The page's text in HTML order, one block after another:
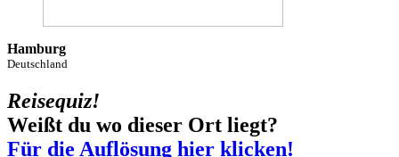
Hamburg
Deutschland
Reisequiz!
Weißt du wo dieser Ort liegt?
Für die Auflösung hier klicken!